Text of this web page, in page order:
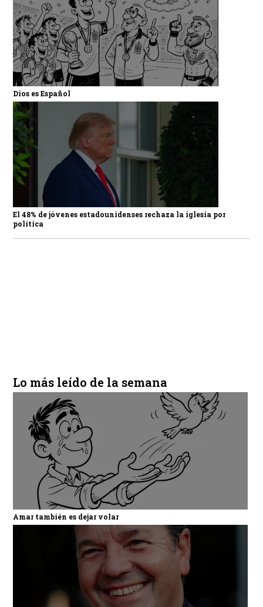
Dios es Español
El 48% de jóvenes estadounidenses rechaza la iglesia por
política
Lo más leído de la semana
Amar también es dejar volar